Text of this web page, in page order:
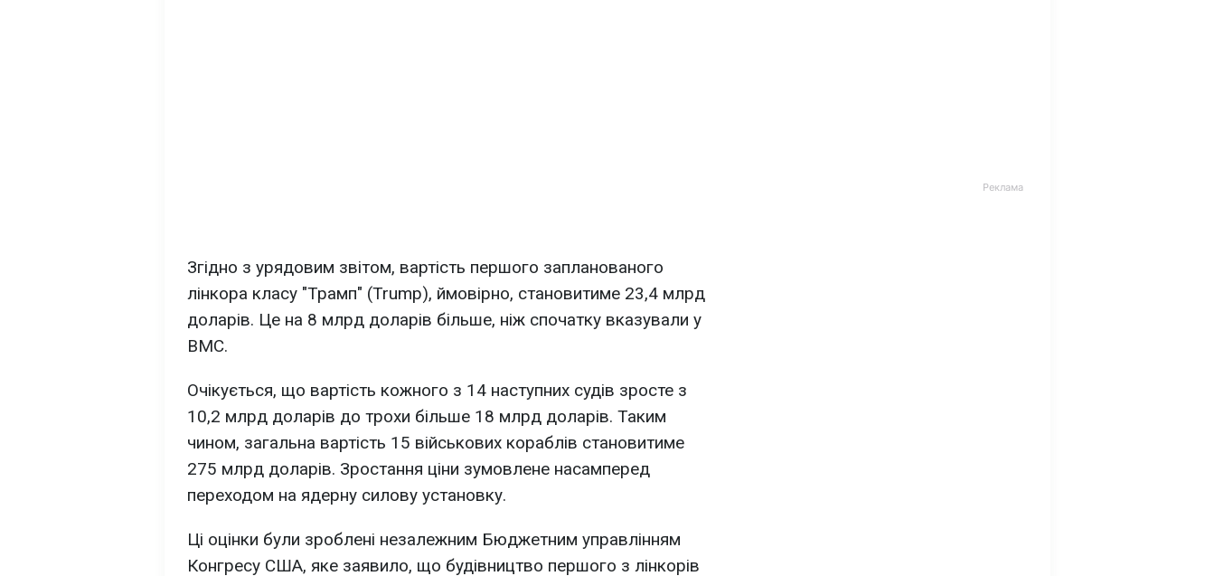
Згідно з урядовим звітом, вартість першого запланованого
лінкора класу "Трамп" (Trump), ймовірно, становитиме 23,4 млрд
доларів. Це на 8 млрд доларів більше, ніж спочатку вказували у
ВМС.
Очікується, що вартість кожного з 14 наступних судів зросте з
10,2 млрд доларів до трохи більше 18 млрд доларів. Таким
чином, загальна вартість 15 військових кораблів становитиме
275 млрд доларів. Зростання ціни зумовлене насамперед
переходом на ядерну силову установку.
Ці оцінки були зроблені незалежним Бюджетним управлінням
Конгресу США, яке заявило, що будівництво першого з лінкорів